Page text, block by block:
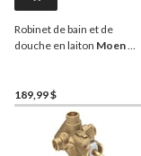
Robinet de bain et de
douche en laiton MoenM-
189,99 $